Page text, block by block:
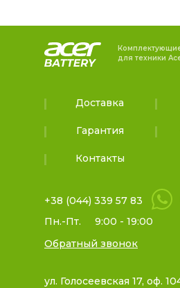
для техники
Доставка
Гарантия
Контакты
+38 (044) 339 57 83
Пн.-Пт.
9:00 - 19:00
Обратный звонок
ул. Голосеевская 17, оф.